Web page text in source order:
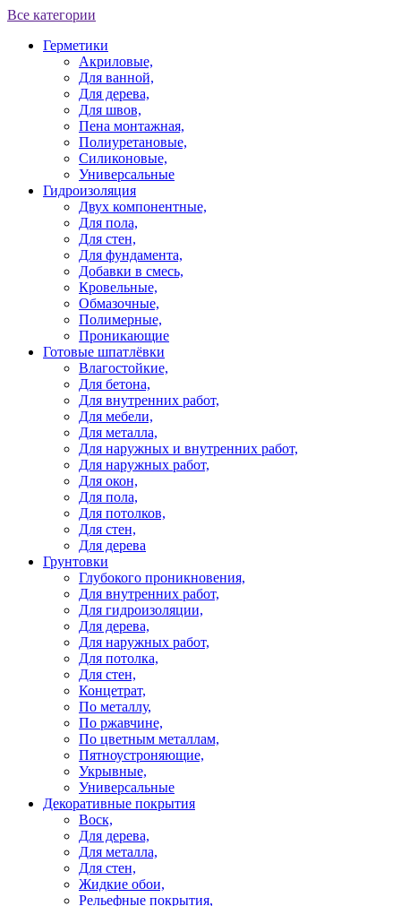
Все категории
Герметики
Акриловые,
Для ванной,
Для дерева,
Для швов,
Пена монтажная,
Полиуретановые,
Силиконовые,
Универсальные
Гидроизоляция
Двух компонентные,
Для пола,
Для стен,
Для фундамента,
Добавки в смесь,
Кровельные,
Обмазочные,
Полимерные,
Проникающие
Готовые шпатлёвки
Влагостойкие,
Для бетона,
Для внутренних работ,
Для мебели,
Для металла,
Для наружных и внутренних работ,
Для наружных работ,
Для окон,
Для пола,
Для потолков,
Для стен,
Для дерева
Грунтовки
Глубокого проникновения,
Для внутренних работ,
Для гидроизоляции,
Для дерева,
Для наружных работ,
Для потолка,
Для стен,
Концетрат,
По металлу,
По ржавчине,
По цветным металлам,
Пятноустроняющие,
Укрывные,
Универсальные
Декоративные покрытия
Воск,
Для дерева,
Для металла,
Для стен,
Жидкие обои,
Рельефные покрытия,